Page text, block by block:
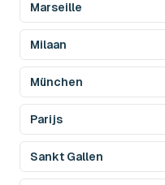
Marseille
Milaan
München
Parijs
Sankt Gallen